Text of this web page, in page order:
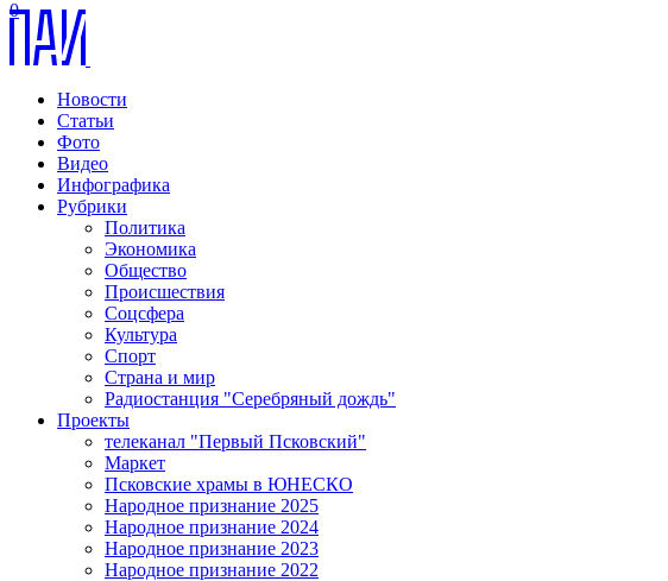
Новости
Статьи
Фото
Видео
Инфографика
Рубрики
Политика
Экономика
Общество
Происшествия
Соцсфера
Культура
Спорт
Страна и мир
Радиостанция "Серебряный дождь"
Проекты
телеканал "Первый Псковский"
Маркет
Псковские храмы в ЮНЕСКО
Народное признание 2025
Народное признание 2024
Народное признание 2023
Народное признание 2022
0